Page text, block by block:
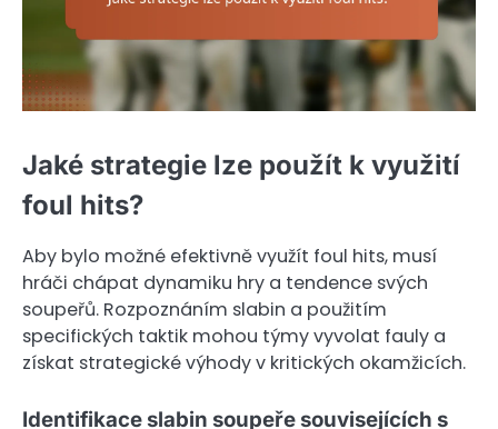
Jaké strategie lze použít k využití
foul hits?
Aby bylo možné efektivně využít foul hits, musí
hráči chápat dynamiku hry a tendence svých
soupeřů. Rozpoznáním slabin a použitím
specifických taktik mohou týmy vyvolat fauly a
získat strategické výhody v kritických okamžicích.
Identifikace slabin soupeře souvisejících s